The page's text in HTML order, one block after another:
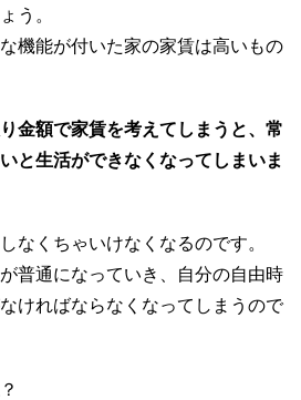
う。
機能が付いた家の家賃は高いもの
金額で家賃を考えてしまうと、常
と生活ができなくなってしまいま
なくちゃいけなくなるのです。
普通になっていき、自分の自由時
ければならなくなってしまうので